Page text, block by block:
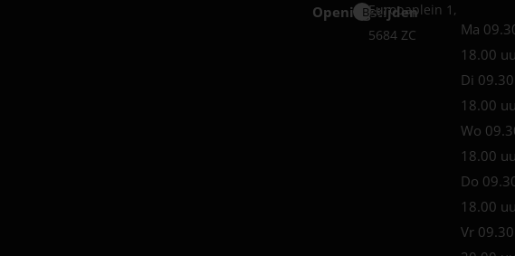
Openingstijden
Best
Europaplein 1,
5684 ZC
Ma
18.00
Di
18.00
Wo
18.00
Do
18.00
Vr